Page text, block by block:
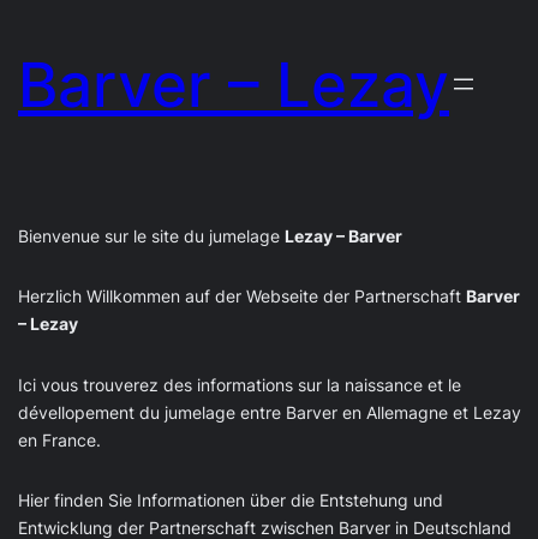
Inhalt
springen
Barver – Lezay
Bienvenue sur le site du jumelage Lezay – Barver
Herzlich Willkommen auf der Webseite der Partnerschaft Barver
– Lezay
Ici vous trouverez des informations sur la naissance et le
dévellopement du jumelage entre Barver en Allemagne et Lezay
en France.
Hier finden Sie Informationen über die Entstehung und
Entwicklung der Partnerschaft zwischen Barver in Deutschland